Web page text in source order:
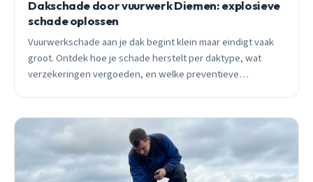
Dakschade door vuurwerk Diemen: explosieve
schade oplossen
Vuurwerkschade aan je dak begint klein maar eindigt vaak
groot. Ontdek hoe je schade herstelt per daktype, wat
verzekeringen vergoeden, en welke preventieve